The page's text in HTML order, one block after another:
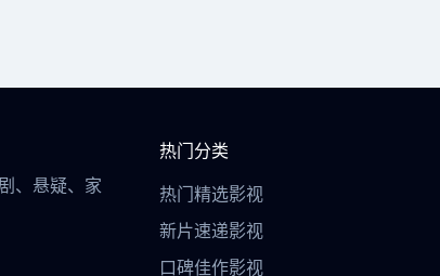
、悬疑、家
热门分类
热门精选影视
新片速递影视
口碑佳作影视